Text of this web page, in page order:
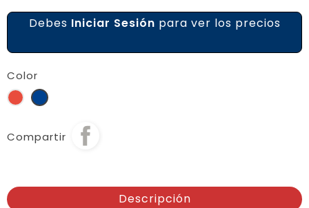
Debes Iniciar Sesión para ver los precios
Color
RojoAzul
Compartir
Descripción